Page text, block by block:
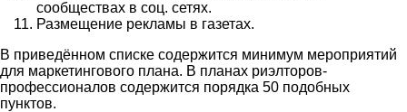
сообществах в соц. сетях.
Размещение рекламы в газетах.
В приведённом списке содержится минимум мероприятий
для маркетингового плана. В планах риэлторов-
профессионалов содержится порядка 50 подобных
пунктов.